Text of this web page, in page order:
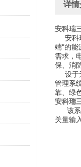
详
安科瑞
安科
端"的能
需求，
保、消
设于
管理系
靠、绿
安科瑞
该
关量输